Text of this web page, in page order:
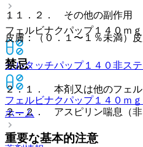
フェルビナクパップ１４０ｍｇ
セルタッチパップ１４０非ス
フェルビナクパップ１４０ｍｇ
ホーム
１１．２． その他の副作用
皮膚：（０．１〜１％未満）
禁忌
２．１． 本剤又は他のフェル
２．２． アスピリン喘息（非
重要な基本的注意